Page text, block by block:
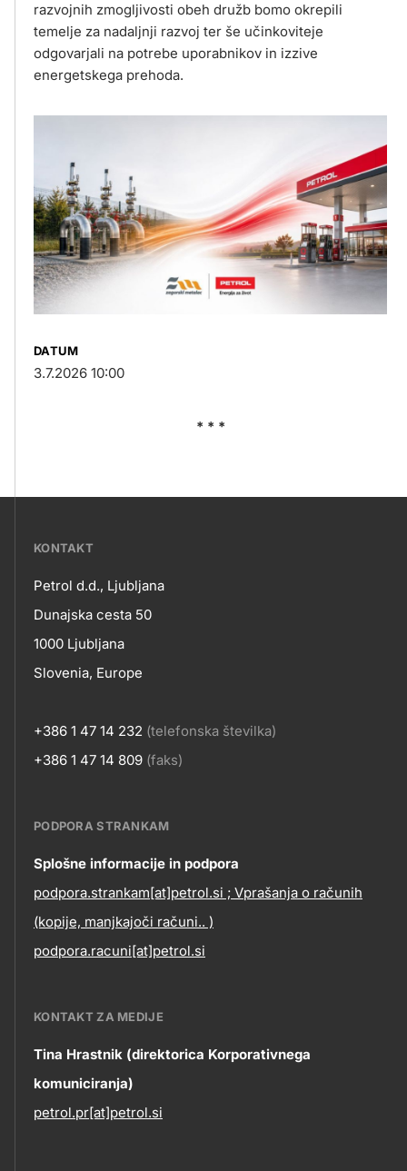
razvojnih zmogljivosti obeh družb bomo okrepili
temelje za nadaljnji razvoj ter še učinkoviteje
odgovarjali na potrebe uporabnikov in izzive
energetskega prehoda.
DATUM
3.7.2026 10:00
* * *
???
skupno.footer-
title???
KONTAKT
Kontakt
Petrol d.d., Ljubljana
Dunajska cesta 50
1000 Ljubljana
Slovenia, Europe
+386 1 47 14 232 (telefonska številka)
+386 1 47 14 809 (faks)
Contact
information
PODPORA STRANKAM
Splošne informacije in podpora
podpora.strankam[at]petrol.si ; Vprašanja o računih
(kopije, manjkajoči računi.. )
podpora.racuni[at]petrol.si
KONTAKT ZA MEDIJE
Tina Hrastnik (direktorica Korporativnega
komuniciranja)
petrol.pr[at]petrol.si